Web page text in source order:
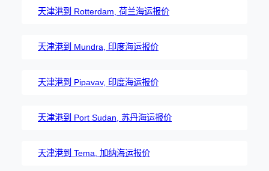
天津港到 Rotterdam, 荷兰海运报价
天津港到 Mundra, 印度海运报价
天津港到 Pipavav, 印度海运报价
天津港到 Port Sudan, 苏丹海运报价
天津港到 Tema, 加纳海运报价